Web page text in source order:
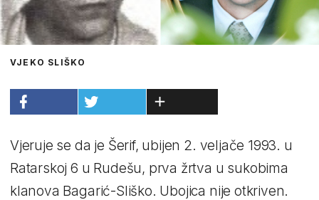
VJEKO SLIŠKO
Vjeruje se da je Šerif, ubijen 2. veljače 1993. u
Ratarskoj 6 u Rudešu, prva žrtva u sukobima
klanova Bagarić-Sliško. Ubojica nije otkriven.